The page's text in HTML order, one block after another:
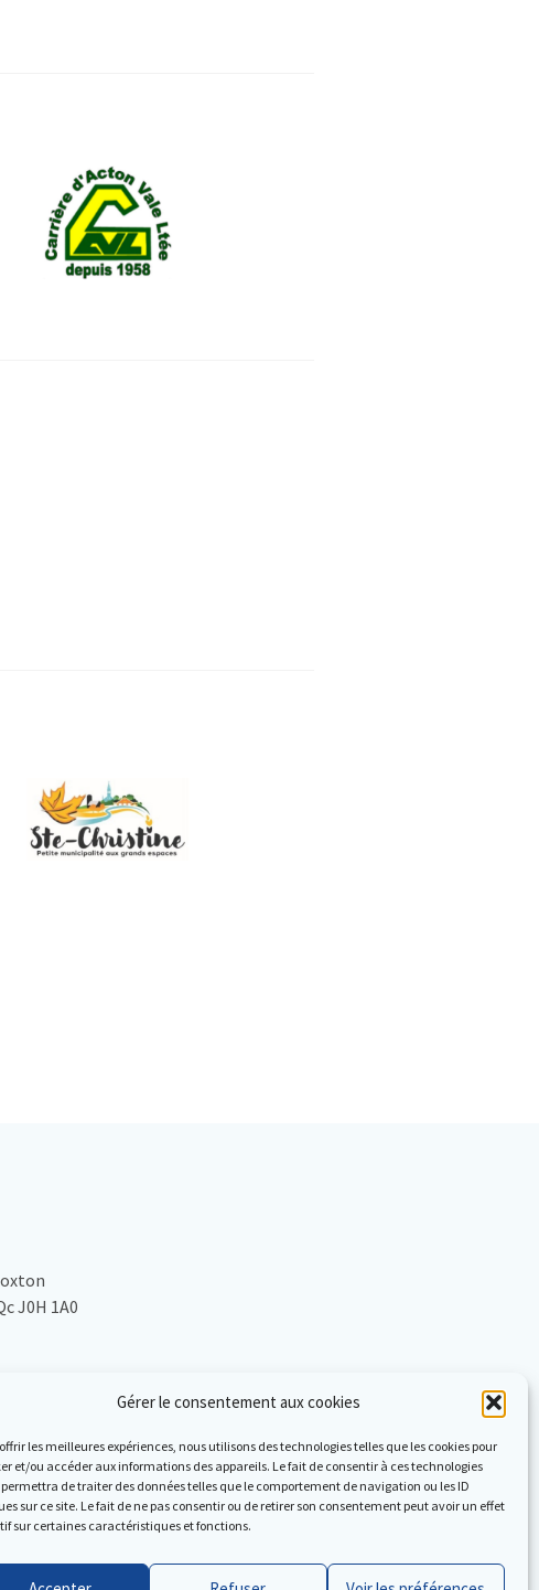
Gérer le consentement aux cookies
les meilleures expériences, nous utilisons des technologies telles que les cookies pour
et/ou accéder aux informations des appareils. Le fait de consentir à ces technologies
permettra de traiter des données telles que le comportement de navigation ou les ID
sur ce site. Le fait de ne pas consentir ou de retirer son consentement peut avoir un effet
sur certaines caractéristiques et fonctions.
J0H 1A0